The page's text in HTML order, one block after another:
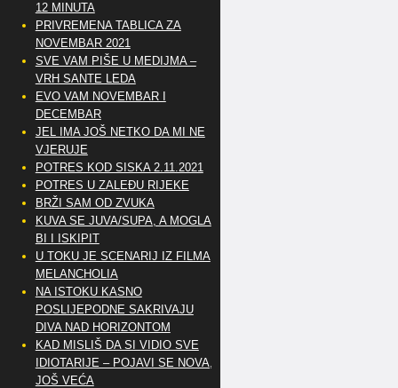
12 MINUTA
PRIVREMENA TABLICA ZA
NOVEMBAR 2021
SVE VAM PIŠE U MEDIJMA –
VRH SANTE LEDA
EVO VAM NOVEMBAR I
DECEMBAR
JEL IMA JOŠ NETKO DA MI NE
VJERUJE
POTRES KOD SISKA 2.11.2021
POTRES U ZALEĐU RIJEKE
BRŽI SAM OD ZVUKA
KUVA SE JUVA/SUPA, A MOGLA
BI I ISKIPIT
U TOKU JE SCENARIJ IZ FILMA
MELANCHOLIA
NA ISTOKU KASNO
POSLIJEPODNE SAKRIVAJU
DIVA NAD HORIZONTOM
KAD MISLIŠ DA SI VIDIO SVE
IDIOTARIJE – POJAVI SE NOVA,..
JOŠ VEĆA